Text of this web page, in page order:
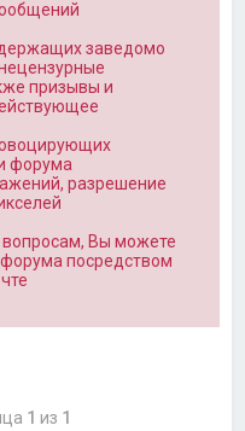
заведомо
призывы и
форума
разрешение
Вы можете
посредством
1 из 1